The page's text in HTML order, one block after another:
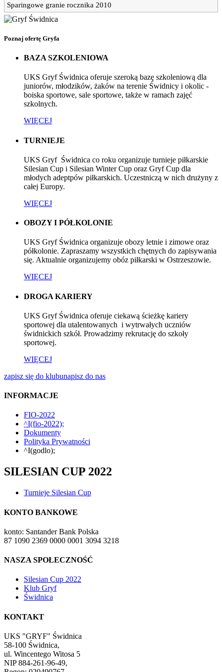
Sparingowe granie rocznika 2010
Poznaj ofertę Gryfa
BAZA SZKOLENIOWA
UKS Gryf Świdnica oferuje szeroką bazę szkoleniową dla
juniorów, młodzików, żaków na terenie Świdnicy i okolic -
boiska sportowe, sale sportowe, także w ramach zajęć
szkolnych.
WIĘCEJ
TURNIEJE
UKS Gryf Świdnica co roku organizuje turnieje piłkarskie
Silesian Cup i Silesian Winter Cup oraz Gryf Cup dla
młodych adeptpów piłkarskich. Uczestniczą w nich drużyny z
całej Europy.
WIĘCEJ
OBOZY I PÓŁKOLONIE
UKS Gryf Świdnica organizuje obozy letnie i zimowe oraz
półkolonie. Zapraszamy wszystkich chętnych do zapisywania
się. Aktualnie organizujemy obóz piłkarski w Ostrzeszowie.
WIĘCEJ
DROGA KARIERY
UKS Gryf Świdnica oferuje ciekawą ścieżkę kariery
sportowej dla utalentowanych i wytrwałych uczniów
świdnickich szkół. Prowadzimy rekrutację do szkoły
sportowej.
WIĘCEJ
zapisz się do klubunapisz do nas
INFORMACJE
FIO-2022
^I(fio-2022);
Dokumenty
Polityka Prywatności
^I(godlo);
SILESIAN CUP 2022
Turnieje Silesian Cup
KONTO BANKOWE
konto: Santander Bank Polska
87 1090 2369 0000 0001 3094 3218
NASZA SPOŁECZNOŚĆ
Silesian Cup 2022
Klub Gryf
Świdnica
KONTAKT
UKS "GRYF" Świdnica
58-100 Świdnica,
ul. Wincentego Witosa 5
NIP 884-261-96-49,